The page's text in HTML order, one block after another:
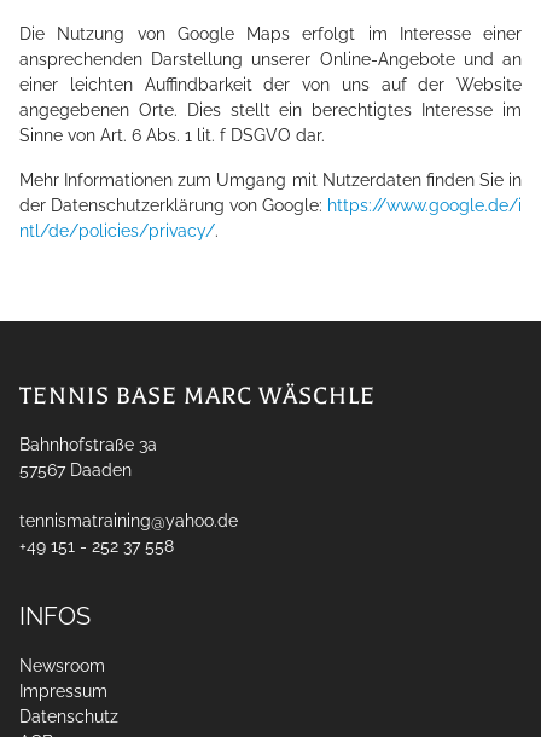
Die Nutzung von Google Maps erfolgt im Interesse einer
ansprechenden Darstellung unserer Online-Angebote und an
einer leichten Auffindbarkeit der von uns auf der Website
angegebenen Orte. Dies stellt ein berechtigtes Interesse im
Sinne von Art. 6 Abs. 1 lit. f DSGVO dar.
Mehr Informationen zum Umgang mit Nutzerdaten finden Sie in
der Datenschutzerklärung von Google: https://www.google.de/i
ntl/de/policies/privacy/.
TENNIS BASE MARC WÄSCHLE
Bahnhofstraße 3a
57567 Daaden
tennismatraining@yahoo.de
+49 151 - 252 37 558
INFOS
Newsroom
Impressum
Datenschutz